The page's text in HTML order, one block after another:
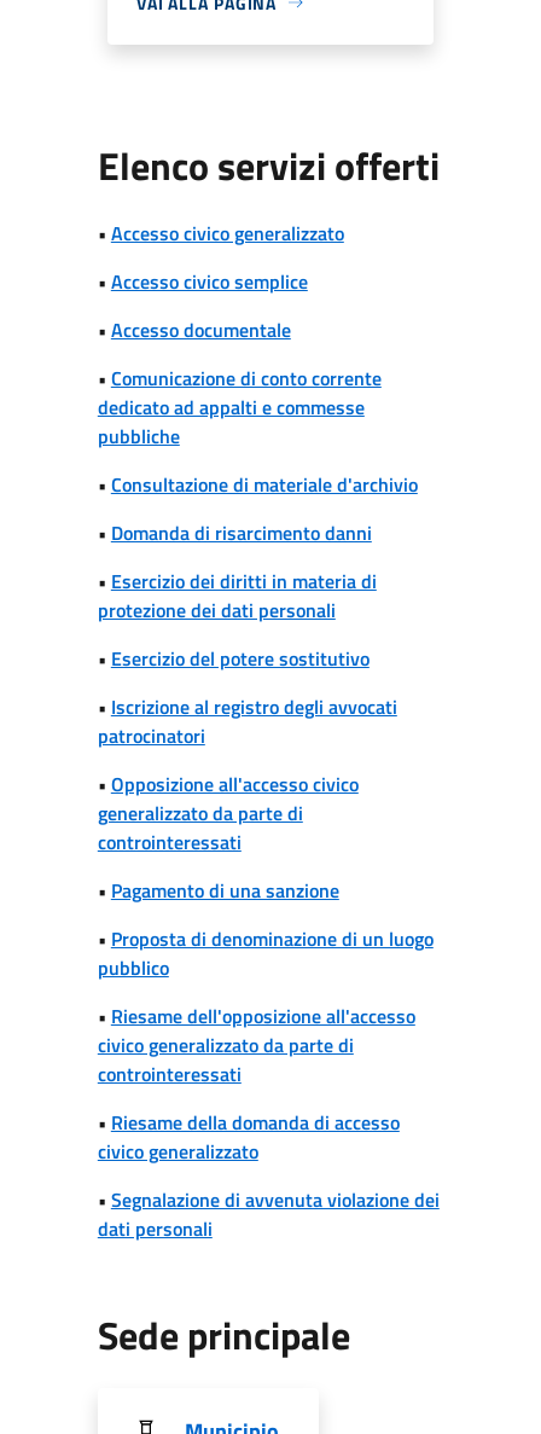
Elenco servizi offerti
• Accesso civico generalizzato
• Accesso civico semplice
• Accesso documentale
• Comunicazione di conto corrente
dedicato ad appalti e commesse
pubbliche
• Consultazione di materiale d'archivio
• Domanda di risarcimento danni
• Esercizio dei diritti in materia di
protezione dei dati personali
• Esercizio del potere sostitutivo
• Iscrizione al registro degli avvocati
patrocinatori
• Opposizione all'accesso civico
generalizzato da parte di
controinteressati
• Pagamento di una sanzione
• Proposta di denominazione di un luogo
pubblico
• Riesame dell'opposizione all'accesso
civico generalizzato da parte di
controinteressati
• Riesame della domanda di accesso
civico generalizzato
• Segnalazione di avvenuta violazione dei
dati personali
Sede principale